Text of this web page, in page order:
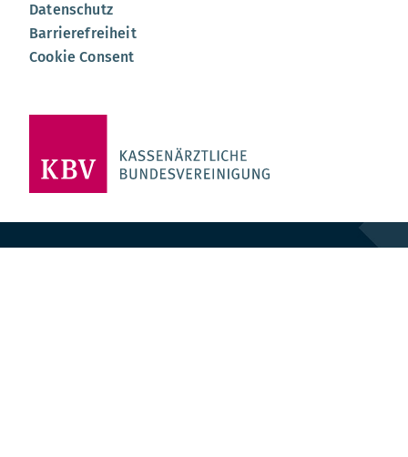
Datenschutz
Barrierefreiheit
Cookie Consent